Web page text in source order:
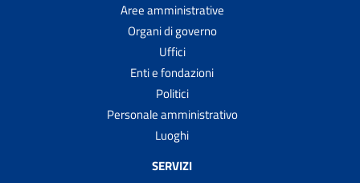
Aree amministrative
Organi di governo
Uffici
Enti e fondazioni
Politici
Personale amministrativo
Luoghi
SERVIZI